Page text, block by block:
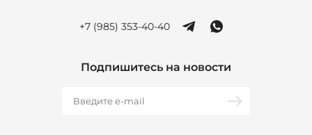
+7 (985) 353-40-40
Подпишитесь на новости